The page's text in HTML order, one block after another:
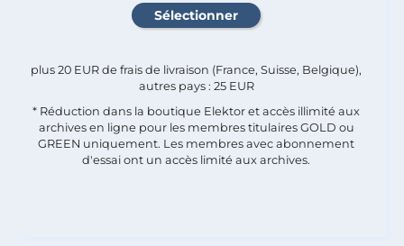
plus 20 EUR de frais de livraison (France, Suisse, Belgique),
autres pays : 25 EUR
* Réduction dans la boutique Elektor et accès illimité aux
archives en ligne pour les membres titulaires GOLD ou
GREEN uniquement. Les membres avec abonnement
d'essai ont un accès limité aux archives.